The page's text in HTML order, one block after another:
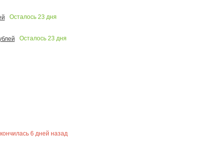
Осталось 23 дня
Осталось 23 дня
6 дней назад